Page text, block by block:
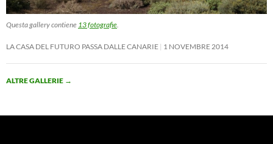
Questa gallery contiene 13 fotografie.
LA CASA DEL FUTURO PASSA DALLE CANARIE 1 NOVEMBRE 2014
ALTRE GALLERIE →